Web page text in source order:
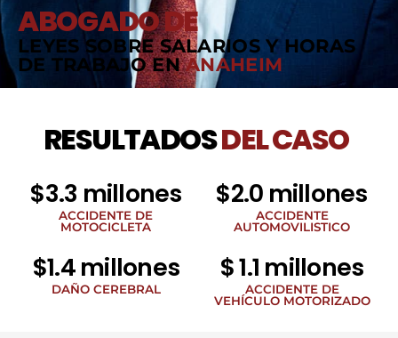
ABOGADO DE
LEYES SOBRE SALARIOS Y HORAS
DE TRABAJO ENANAHEIM
RESULTADOSDEL CASO
$3.3 millones
ACCIDENTE DE
MOTOCICLETA
$2.0 millones
ACCIDENTE
AUTOMOVILISTICO
$1.4 millones
DAÑO CEREBRAL
$ 1.1 millones
ACCIDENTE DE
VEHÍCULO MOTORIZADO